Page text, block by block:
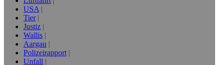
USA
Tier
Justiz
Wallis
Aargau
Polizeirapport
Unfall